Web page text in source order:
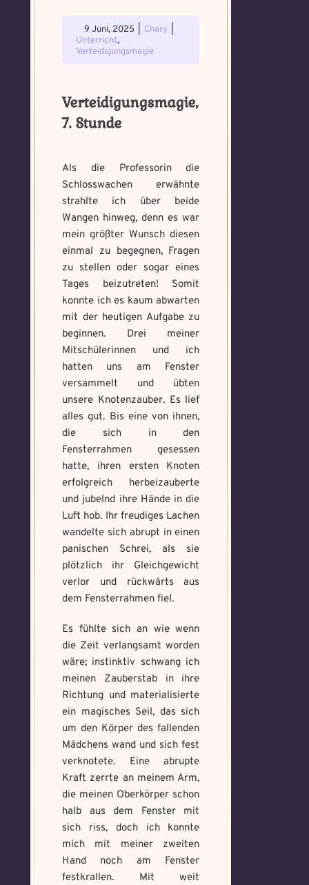
9 Juni, 2025 Chary
Unterricht,
Verteidigungsmagie
Verteidigungsmagie,
7. Stunde
Als die Professorin die
Schlosswachen erwähnte
strahlte ich über beide
Wangen hinweg, denn es war
mein größter Wunsch diesen
einmal zu begegnen, Fragen
zu stellen oder sogar eines
Tages beizutreten! Somit
konnte ich es kaum abwarten
mit der heutigen Aufgabe zu
beginnen. Drei meiner
Mitschülerinnen und ich
hatten uns am Fenster
versammelt und übten
unsere Knotenzauber. Es lief
alles gut. Bis eine von ihnen,
die sich in den
Fensterrahmen gesessen
hatte, ihren ersten Knoten
erfolgreich herbeizauberte
und jubelnd ihre Hände in die
Luft hob. Ihr freudiges Lachen
wandelte sich abrupt in einen
panischen Schrei, als sie
plötzlich ihr Gleichgewicht
verlor und rückwärts aus
dem Fensterrahmen fiel.
Es fühlte sich an wie wenn
die Zeit verlangsamt worden
wäre; instinktiv schwang ich
meinen Zauberstab in ihre
Richtung und materialisierte
ein magisches Seil, das sich
um den Körper des fallenden
Mädchens wand und sich fest
verknotete. Eine abrupte
Kraft zerrte an meinem Arm,
die meinen Oberkörper schon
halb aus dem Fenster mit
sich riss, doch ich konnte
mich mit meiner zweiten
Hand noch am Fenster
festkrallen. Mit weit
Voraussetzung:
5.
Magische
Artefakte
Benutzername *
Wo gefunden? *
Wie bist du darauf
aufmerksam geworden
und wie bannst du es?
*
Schreibe eine Geschichte mit mind.
500 Zeichen.
Wähle ein beliebiges
Mandala und male es
aus um den Fluch zu
bannen.
Weitere Mandala findest du
Voraussetzung:
5.
Verteidigungsstunde
Benutzername *
Wo gefunden? *
Wie fängst du die Chaos
Magie ein? *
Bitte schreibe eine kleine Geschichte
mit mind. 500 Zeichen.
Du hast einen Gegenstand gefunden!
nur mit, wenn du ihn wirklich benötigst.
Benutzername *
Welches Item und für welche
Aufgabe? *